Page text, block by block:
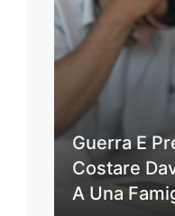
Guerra E
Costare
A Una